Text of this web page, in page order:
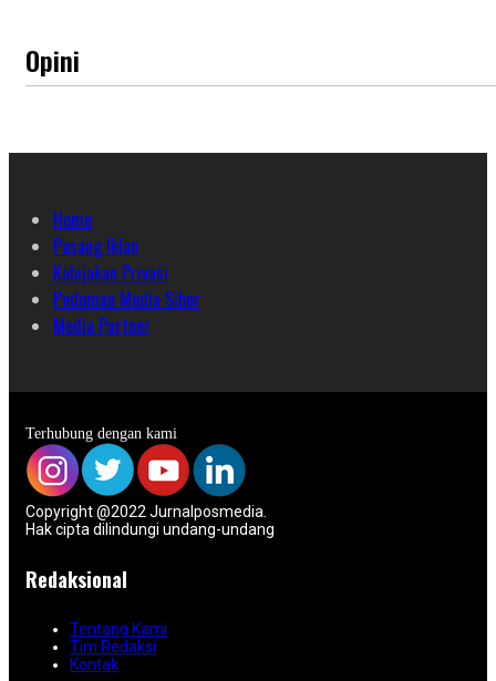
Opini
Home
Pasang Iklan
Kebijakan Privasi
Pedoman Media Siber
Media Partner
Terhubung dengan kami
Copyright @2022 Jurnalposmedia.
Hak cipta dilindungi undang-undang
Redaksional
Tentang Kami
Tim Redaksi
Kontak